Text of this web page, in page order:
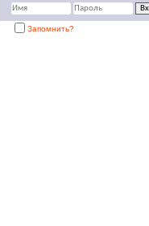
Запомнить?